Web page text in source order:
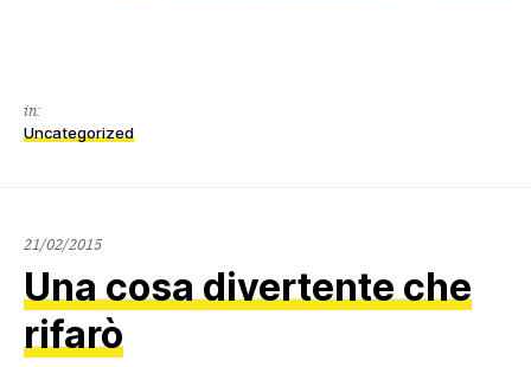
in:
Uncategorized
21/02/201521/02/2015
Una cosa divertente che
rifarò